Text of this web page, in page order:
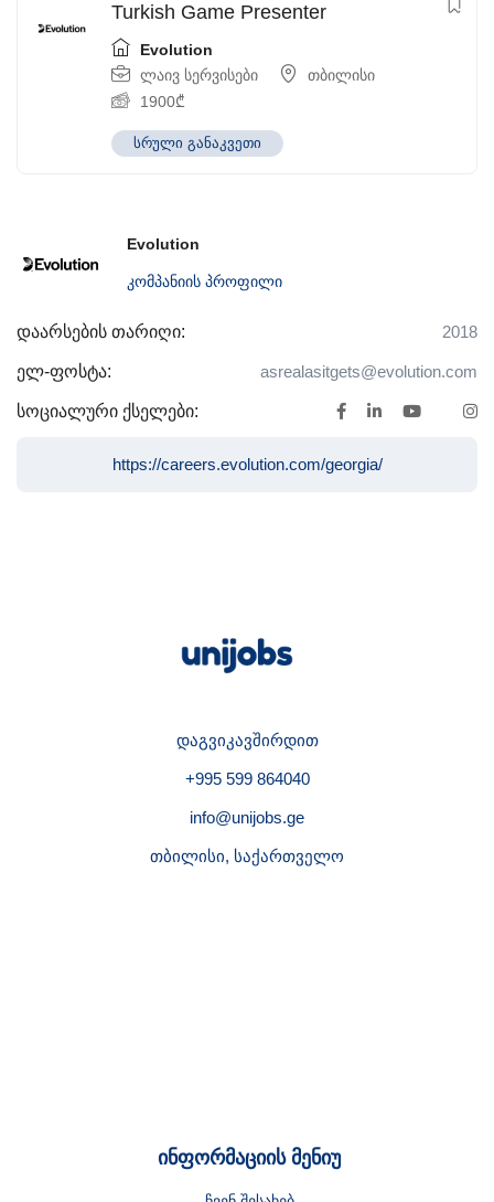
Turkish Game Presenter
Evolution
ლაივ სერვისები
თბილისი
1900₾
სრული განაკვეთი
Evolution
კომპანიის პროფილი
დაარსების თარიღი: 2018
ელ-ფოსტა: asrealasitgets@evolution.com
სოციალური ქსელები:
https://careers.evolution.com/georgia/
დაგვიკავშირდით
+995 599 864040
info@unijobs.ge
თბილისი, საქართველო
ინფორმაციის მენიუ